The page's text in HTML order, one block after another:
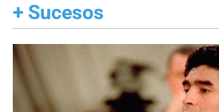
+ Sucesos